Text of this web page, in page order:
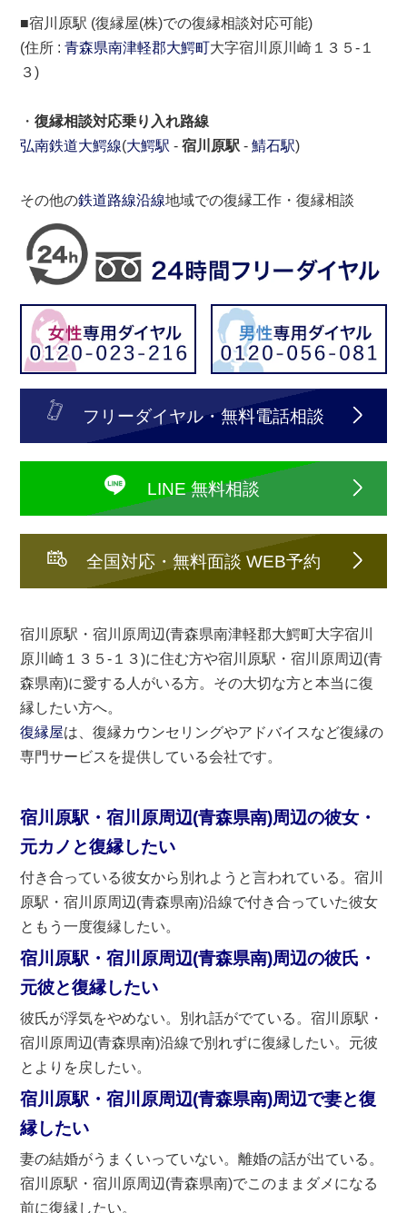
■宿川原駅 (復縁屋(株)での復縁相談対応可能)
(住所 :青森県南津軽郡大鰐町大字宿川原川崎１３５-１
３)
・復縁相談対応乗り入れ路線
弘南鉄道大鰐線(大鰐駅 -宿川原駅 -鯖石駅)
その他の鉄道路線沿線地域での復縁工作・復縁相談
フリーダイヤル・無料電話相談
LINE 無料相談
全国対応・無料面談 WEB予約
宿川原駅・宿川原周辺(青森県南津軽郡大鰐町大字宿川
原川崎１３５-１３)に住む方や宿川原駅・宿川原周辺(青
森県南)に愛する人がいる方。その大切な方と本当に復
縁したい方へ。
復縁屋は、復縁カウンセリングやアドバイスなど復縁の
専門サービスを提供している会社です。
宿川原駅・宿川原周辺(青森県南)周辺の彼女・
元カノと復縁したい
付き合っている彼女から別れようと言われている。宿川
原駅・宿川原周辺(青森県南)沿線で付き合っていた彼女
ともう一度復縁したい。
宿川原駅・宿川原周辺(青森県南)周辺の彼氏・
元彼と復縁したい
彼氏が浮気をやめない。別れ話がでている。宿川原駅・
宿川原周辺(青森県南)沿線で別れずに復縁したい。元彼
とよりを戻したい。
宿川原駅・宿川原周辺(青森県南)周辺で妻と復
縁したい
妻の結婚がうまくいっていない。離婚の話が出ている。
宿川原駅・宿川原周辺(青森県南)でこのままダメになる
前に復縁したい。